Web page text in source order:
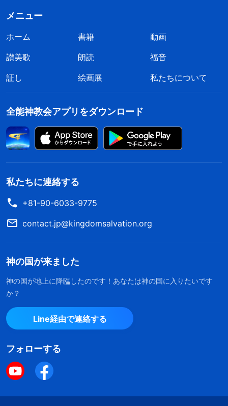
メニュー
ホーム 書籍
動画
讃美歌
朗読
福音
証し
絵画展 私たちについて
全能神教会アプリをダウンロード
私たちに連絡する
+81-90-6033-9775
contact.jp@kingdomsalvation.org
神の国が来ました
神の国が地上に降臨したのです！あなたは神の国に入りたいです
か？
Line経由で連絡する
フォローする